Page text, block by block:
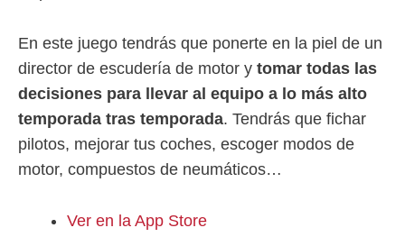
En este juego tendrás que ponerte en la piel de un
director de escudería de motor y tomar todas las
decisiones para llevar al equipo a lo más alto
temporada tras temporada. Tendrás que fichar
pilotos, mejorar tus coches, escoger modos de
motor, compuestos de neumáticos…
Ver en la App Store